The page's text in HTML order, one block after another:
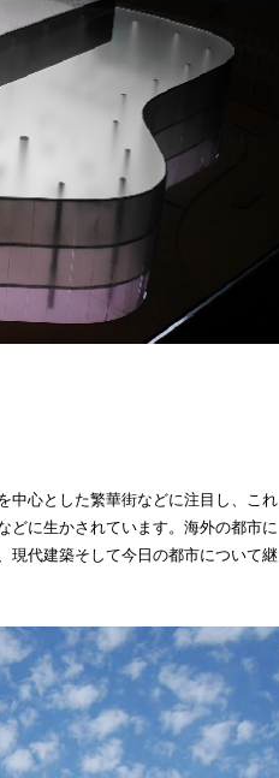
中心とした繁華街などに注目し、これ
どに生かされています。海外の都市に
現代建築そして今日の都市について継